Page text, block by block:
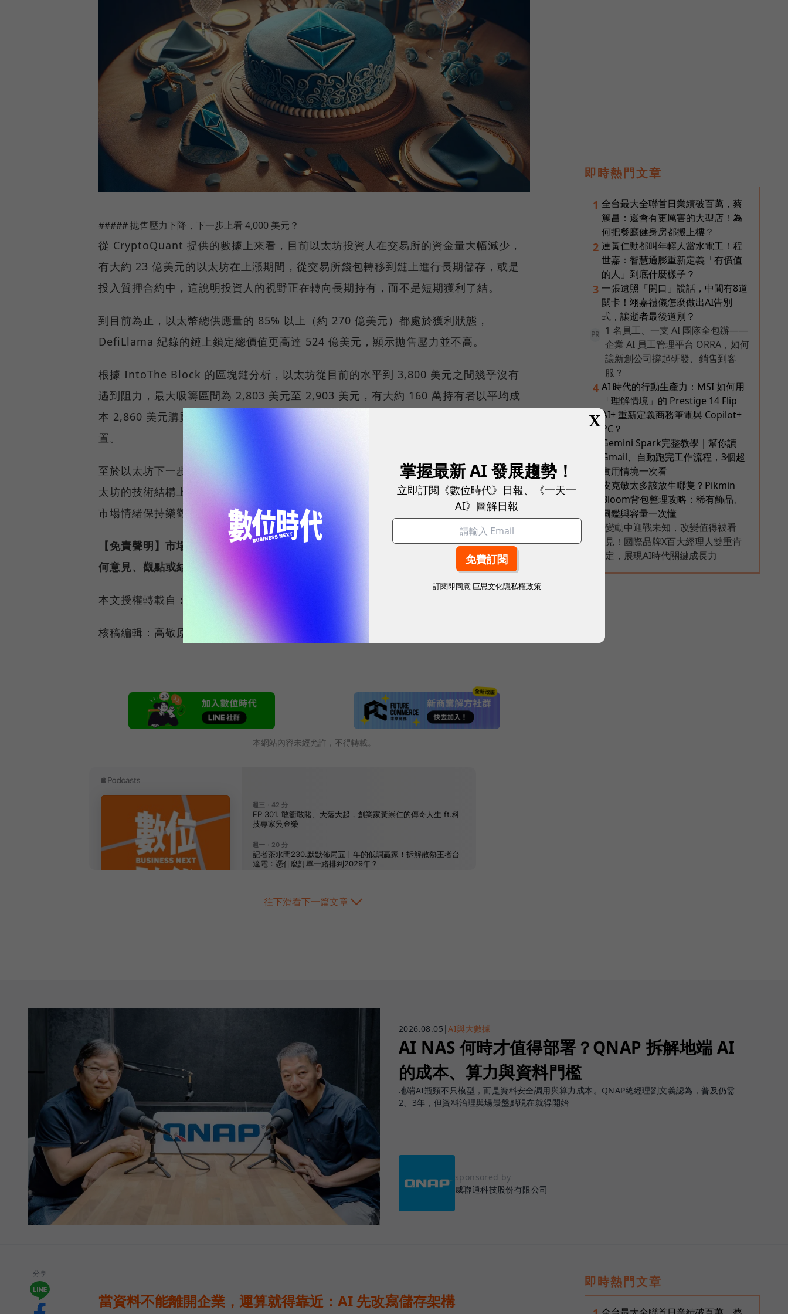
##### 拋售壓力下降，下一步上看 4,000 美元？
從 CryptoQuant 提供的數據上來看，目前以太坊投資人在交易所的資金量大幅減少，
有大約 23 億美元的以太坊在上漲期間，從交易所錢包轉移到鏈上進行長期儲存，或是
投入質押合約中，這說明投資人的視野正在轉向長期持有，而不是短期獲利了結。
到目前為止，以太幣總供應量的 85% 以上（約 270 億美元）都處於獲利狀態，
DefiLlama 紀錄的鏈上鎖定總價值更高達 524 億美元，顯示拋售壓力並不高。
根據 IntoThe Block 的區塊鏈分析，以太坊從目前的水平到 3,800 美元之間幾乎沒有
遇到阻力，最大吸籌區間為 2,803 美元至 2,903 美元，有大約 160 萬持有者以平均成
本 2,860 美元購買了大約 400 萬枚以太坊，這個位置可以被視為現階段最有力的支撐位
置。
至於以太坊下一步價格怎麼走？基於相對強弱指數（RSI）目前為 78，分析師指出，以
太坊的技術結構上保持穩定，市場正處於多頭控制之中，上升趨勢遠未結束，如果宏觀
市場情緒保持樂觀，以太坊有機會在 2024 年 3 月之前達到 4,000 美元大關。
【免責聲明】市場有風險，投資需謹慎。本文不構成投資建議，使用者應考慮本文的任
何意見、觀點或結論是否符合其特定狀況。據此投資，責任自負。
本文授權轉載自：
核稿編輯：高敬原
本網站內容未經允許，不得轉載。
往下滑看下一篇文章
即時熱門文章
1 全台最大全聯首日業績破百萬，蔡
篤昌：還會有更厲害的大型店！為
何把餐廳健身房都搬上樓？
2 連黃仁勳都叫年輕人當水電工！程
世嘉：智慧通膨重新定義「有價值
的人」到底什麼樣子？
3 一張遺照「開口」說話，中間有8道
關卡！翊嘉禮儀怎麼做出AI告別
式，讓逝者最後道別？
PR
1 名員工、一支 AI 團隊全包辦——
企業 AI 員工管理平台 ORRA，如何
讓新創公司撐起研發、銷售到客
服？
4 AI 時代的行動生產力：MSI 如何用
「理解情境」的 Prestige 14 Flip
AI+ 重新定義商務筆電與 Copilot+
PC？
Gemini Spark完整教學｜幫你讀
Gmail、自動跑完工作流程，3個超
實用情境一次看
皮克敏太多該放生哪隻？Pikmin
Bloom背包整理攻略：稀有飾品、
圖鑑與容量一次懂
變動中迎戰未知，改變值得被看
見！國際品牌X百大經理人雙重肯
定，展現AI時代關鍵成長力
2026.08.05 |AI與大數據
AI NAS 何時才值得部署？QNAP 拆解地端 AI
的成本、算力與資料門檻
地端AI瓶頸不只模型，而是資料安全調用與算力成本。QNAP總經理劉文義認為，普及仍需
2、3年，但資料治理與場景盤點現在就得開始
sponsored by
威聯通科技股份有限公司
分享
當資料不能離開企業，運算就得靠近：AI 先改寫儲存架構
即時熱門文章
X
掌握最新 AI 發展趨勢！
立即訂閱《數位時代》日報、《一天一
AI》圖解日報
訂閱即同意 巨思文化隱私權政策